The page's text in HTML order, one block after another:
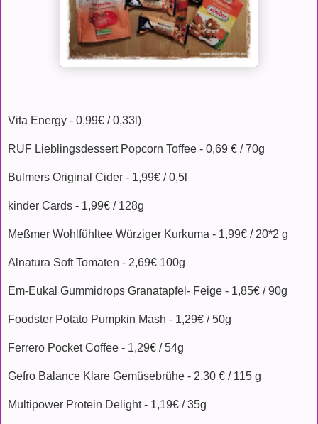
Vita Energy - 0,99€ / 0,33l)
RUF Lieblingsdessert Popcorn Toffee - 0,69 € / 70g
Bulmers Original Cider - 1,99€ / 0,5l
kinder Cards - 1,99€ / 128g
Meßmer Wohlfühltee Würziger Kurkuma - 1,99€ / 20*2 g
Alnatura Soft Tomaten - 2,69€ 100g
Em-Eukal Gummidrops Granatapfel- Feige - 1,85€ / 90g
Foodster Potato Pumpkin Mash - 1,29€ / 50g
Ferrero Pocket Coffee - 1,29€ / 54g
Gefro Balance Klare Gemüsebrühe - 2,30 € / 115 g
Multipower Protein Delight - 1,19€ / 35g